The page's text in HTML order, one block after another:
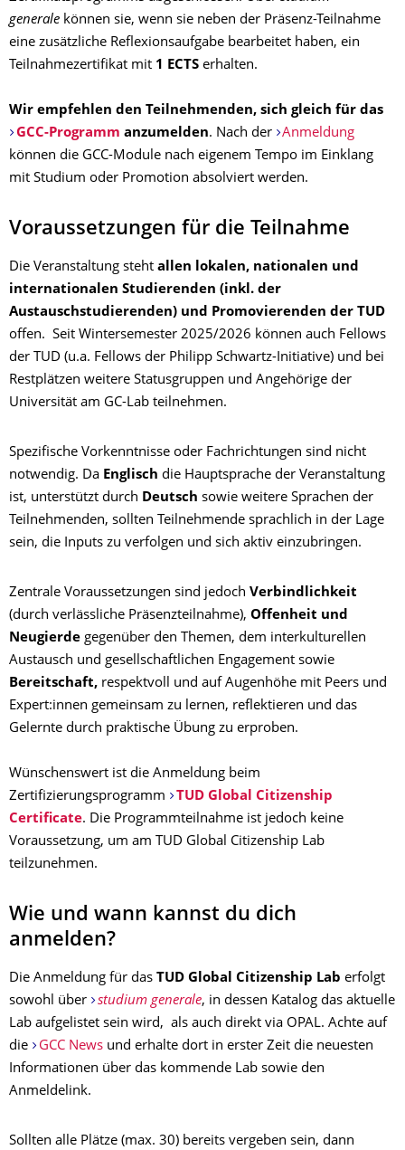
generale können sie, wenn sie neben der Präsenz-Teilnahme
eine zusätzliche Reflexionsaufgabe bearbeitet haben, ein
Teilnahmezertifikat mit 1 ECTS erhalten.
Wir empfehlen den Teilnehmenden, sich gleich für das
GCC-Programm anzumelden. Nach der
Anmeldung
können die GCC-Module nach eigenem Tempo im Einklang
mit Studium oder Promotion absolviert werden.
Voraussetzungen für die Teilnahme
Die Veranstaltung steht allen lokalen, nationalen und
internationalen Studierenden (inkl. der
Austauschstudierenden) und Promovierenden der TUD
offen. Seit Wintersemester 2025/2026 können auch Fellows
der TUD (u.a. Fellows der Philipp Schwartz-Initiative) und bei
Restplätzen weitere Statusgruppen und Angehörige der
Universität am GC-Lab teilnehmen.
Spezifische Vorkenntnisse oder Fachrichtungen sind nicht
notwendig. Da Englisch die Hauptsprache der Veranstaltung
ist, unterstützt durch Deutsch sowie weitere Sprachen der
Teilnehmenden, sollten Teilnehmende sprachlich in der Lage
sein, die Inputs zu verfolgen und sich aktiv einzubringen.
Zentrale Voraussetzungen sind jedoch Verbindlichkeit
(durch verlässliche Präsenzteilnahme), Offenheit und
Neugierde gegenüber den Themen, dem interkulturellen
Austausch und gesellschaftlichen Engagement sowie
Bereitschaft, respektvoll und auf Augenhöhe mit Peers und
Expert:innen gemeinsam zu lernen, reflektieren und das
Gelernte durch praktische Übung zu erproben.
Wünschenswert ist die Anmeldung beim
Zertifizierungsprogramm
TUD Global Citizenship
Certificate. Die Programmteilnahme ist jedoch keine
Voraussetzung, um am TUD Global Citizenship Lab
teilzunehmen.
Wie und wann kannst du dich
anmelden?
Die Anmeldung für das TUD Global Citizenship Lab erfolgt
sowohl über
studium generale, in dessen Katalog das aktuelle
Lab aufgelistet sein wird, als auch direkt via OPAL. Achte auf
die
GCC Newsund erhalte dort in erster Zeit die neuesten
Informationen über das kommende Lab sowie den
Anmeldelink.
Sollten alle Plätze (max. 30) bereits vergeben sein, dann